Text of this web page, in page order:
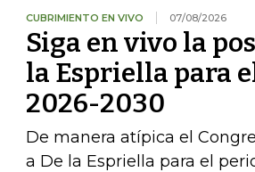
CUBRIMIENTO EN VIVO 07/08/2026
Siga en vivo la
la Espriella para
2026-2030
De manera atípica el
a De la Espriella para el